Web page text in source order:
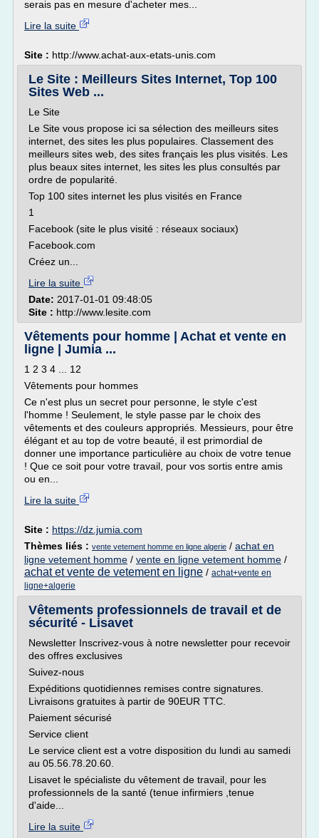
serais pas en mesure d'acheter mes...
Lire la suite
Site : http://www.achat-aux-etats-unis.com
Le Site : Meilleurs Sites Internet, Top 100
Sites Web ...
Le Site
Le Site vous propose ici sa sélection des meilleurs sites
internet, des sites les plus populaires. Classement des
meilleurs sites web, des sites français les plus visités. Les
plus beaux sites internet, les sites les plus consultés par
ordre de popularité.
Top 100 sites internet les plus visités en France
1
Facebook (site le plus visité : réseaux sociaux)
Facebook.com
Créez un...
Lire la suite
Date: 2017-01-01 09:48:05
Site : http://www.lesite.com
Vêtements pour homme | Achat et vente en
ligne | Jumia ...
1 2 3 4 ... 12
Vêtements pour hommes
Ce n'est plus un secret pour personne, le style c'est
l'homme ! Seulement, le style passe par le choix des
vêtements et des couleurs appropriés. Messieurs, pour être
élégant et au top de votre beauté, il est primordial de
donner une importance particulière au choix de votre tenue
! Que ce soit pour votre travail, pour vos sortis entre amis
ou en...
Lire la suite
Site : https://dz.jumia.com
Thèmes liés : vente vetement homme en ligne algerie / achat en
ligne vetement homme / vente en ligne vetement homme /
achat et vente de vetement en ligne / achat+vente en
ligne+algerie
Vêtements professionnels de travail et de
sécurité - Lisavet
Newsletter Inscrivez-vous à notre newsletter pour recevoir
des offres exclusives
Suivez-nous
Expéditions quotidiennes remises contre signatures.
Livraisons gratuites à partir de 90EUR TTC.
Paiement sécurisé
Service client
Le service client est a votre disposition du lundi au samedi
au 05.56.78.20.60.
Lisavet le spécialiste du vêtement de travail, pour les
professionnels de la santé (tenue infirmiers ,tenue
d'aide...
Lire la suite